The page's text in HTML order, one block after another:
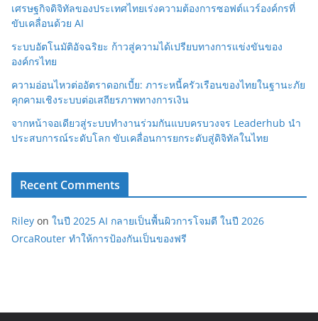
เศรษฐกิจดิจิทัลของประเทศไทยเร่งความต้องการซอฟต์แวร์องค์กรที่
ขับเคลื่อนด้วย AI
ระบบอัตโนมัติอัจฉริยะ ก้าวสู่ความได้เปรียบทางการแข่งขันของ
องค์กรไทย
ความอ่อนไหวต่ออัตราดอกเบี้ย: ภาระหนี้ครัวเรือนของไทยในฐานะภัย
คุกคามเชิงระบบต่อเสถียรภาพทางการเงิน
จากหน้าจอเดียวสู่ระบบทำงานร่วมกันแบบครบวงจร Leaderhub นำ
ประสบการณ์ระดับโลก ขับเคลื่อนการยกระดับสู่ดิจิทัลในไทย
Recent Comments
Riley on ในปี 2025 AI กลายเป็นพื้นผิวการโจมตี ในปี 2026
OrcaRouter ทำให้การป้องกันเป็นของฟรี